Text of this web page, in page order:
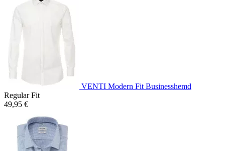
VENTI Modern Fit Businesshemd
Regular Fit
49,95 €